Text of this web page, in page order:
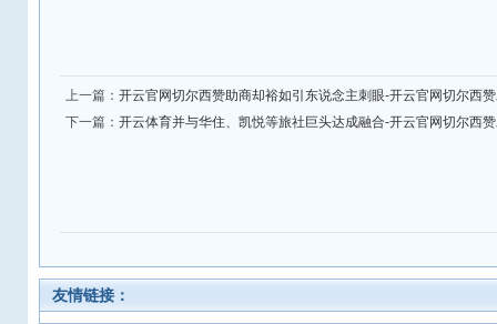
上一篇： 开云官网切尔西赞助商却裕如引东说念主刺眼-开云官网切尔西
下一篇： 开云体育并与华住、凯悦等旅社巨头达成融合-开云官网切尔西
友情链接：